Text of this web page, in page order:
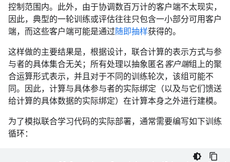
控制范围内。此外，由于协调数百万计的客户端不太现实，
因此，典型的一轮训练或评估往往只包含一小部分可用客户
端，而这些客户端可能是通过随即抽样获得的。
这样做的主要结果是，根据设计，联合计算的表示方式与参
与者的具体集合无关；所有处理以抽象匿名客户端组上的聚
合运算形式表示，并且对于不同的训练轮次，该组可能不
同。因此，计算与具体参与者的实际绑定（以及与它们馈送
给计算的具体数据的实际绑定）在计算本身之外进行建模。
为了模拟联合学习代码的实际部署，通常需要编写如下训练
循环：